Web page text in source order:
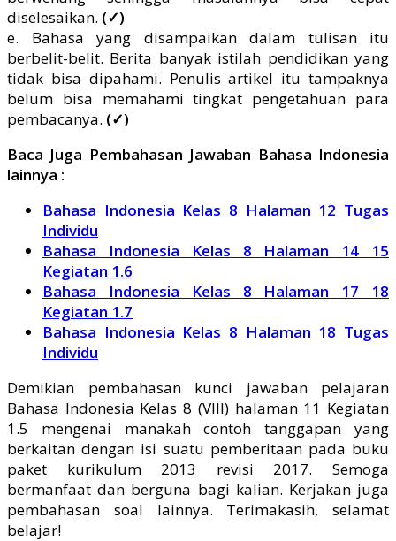
diselesaikan. (✓)
e. Bahasa yang disampaikan dalam tulisan itu
berbelit-belit. Berita banyak istilah pendidikan yang
tidak bisa dipahami. Penulis artikel itu tampaknya
belum bisa memahami tingkat pengetahuan para
pembacanya. (✓)
Baca Juga Pembahasan Jawaban Bahasa Indonesia
lainnya :
Bahasa Indonesia Kelas 8 Halaman 12 Tugas
Individu
Bahasa Indonesia Kelas 8 Halaman 14 15
Kegiatan 1.6
Bahasa Indonesia Kelas 8 Halaman 17 18
Kegiatan 1.7
Bahasa Indonesia Kelas 8 Halaman 18 Tugas
Individu
Demikian pembahasan kunci jawaban pelajaran
Bahasa Indonesia Kelas 8 (VIII) halaman 11 Kegiatan
1.5 mengenai manakah contoh tanggapan yang
berkaitan dengan isi suatu pemberitaan pada buku
paket kurikulum 2013 revisi 2017. Semoga
bermanfaat dan berguna bagi kalian. Kerjakan juga
pembahasan soal lainnya. Terimakasih, selamat
belajar!